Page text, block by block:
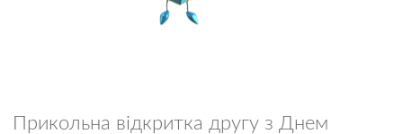
Прикольна відкритка другу з Днем